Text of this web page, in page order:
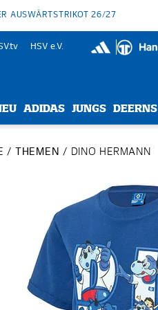
AUSWÄRTSTRIKOT 26/27
HSV e.V.
ADIDAS JUNGS DEERNS
/ THEMEN / DINO HERMANN